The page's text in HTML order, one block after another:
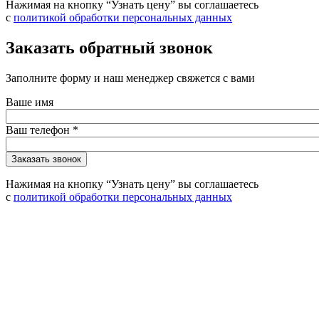
Нажимая на кнопку “Узнать цену” вы соглашаетесь
с политикой обработки персональных данных
Заказать обратный звонок
Заполните форму и наш менеджер свяжется с вами
Ваше имя
Ваш телефон *
Нажимая на кнопку “Узнать цену” вы соглашаетесь
с политикой обработки персональных данных